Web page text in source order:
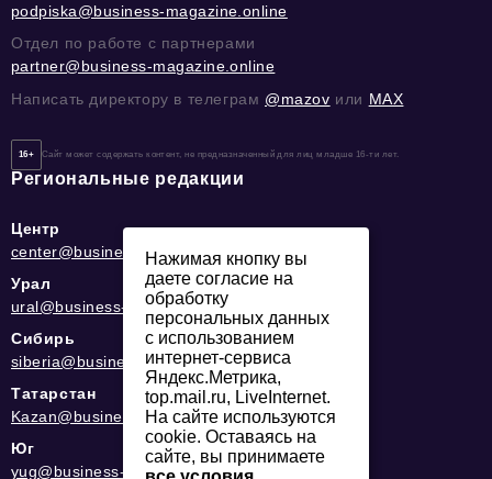
podpiska@business-magazine.online
Отдел по работе с партнерами
partner@business-magazine.online
Написать директору в телеграм @mazov или MAX
16+ Сайт может содержать контент, не предназначенный для лиц младше 16-ти лет.
Региональные редакции
Центр
center@business-magazine.online
Урал
ural@business-magazine.online
Сибирь
siberia@business-magazine.online
Татарстан
Kazan@business-magazine.online
Юг
yug@business-magazine.online
Нажимая кнопку вы
даете согласие на
обработку
персональных данных
с использованием
интернет-сервиса
Яндекс.Метрика,
top.mail.ru, LiveInternet.
На сайте используются
cookie. Оставаясь на
сайте, вы принимаете